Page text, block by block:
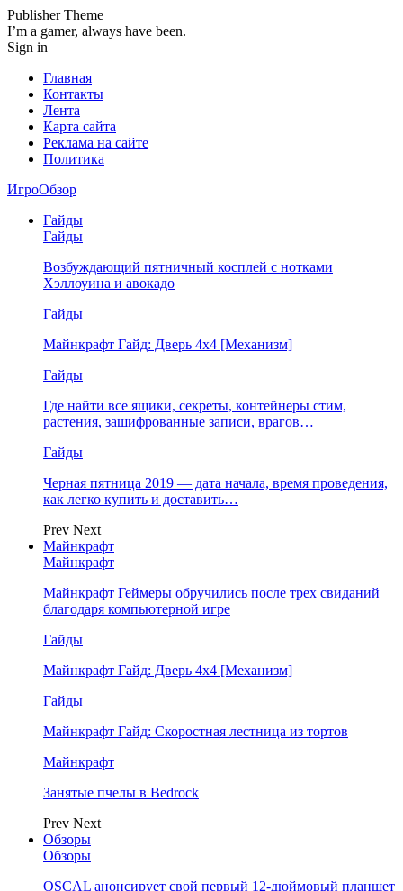
Publisher Theme
I’m a gamer, always have been.
Sign in
Главная
Контакты
Лента
Карта сайта
Реклама на сайте
Политика
ИгроОбзор
Гайды
Гайды
Возбуждающий пятничный косплей с нотками
Хэллоуина и авокадо
Гайды
Майнкрафт Гайд: Дверь 4х4 [Механизм]
Гайды
Где найти все ящики, секреты, контейнеры стим,
растения, зашифрованные записи, врагов…
Гайды
Черная пятница 2019 — дата начала, время проведения,
как легко купить и доставить…
Prev Next
Майнкрафт
Майнкрафт
Майнкрафт Геймеры обручились после трех свиданий
благодаря компьютерной игре
Гайды
Майнкрафт Гайд: Дверь 4х4 [Механизм]
Гайды
Майнкрафт Гайд: Скоростная лестница из тортов
Майнкрафт
Занятые пчелы в Bedrock
Prev Next
Обзоры
Обзоры
OSCAL анонсирует свой первый 12-дюймовый планшет